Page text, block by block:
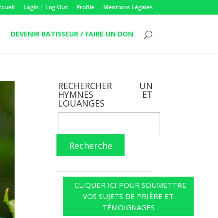
Login | Log Out Profile Mentions Légales
DEVENIR BATISSEUR / FAIRE UN DON
RECHERCHER UN
HYMNES ET
LOUANGES
Recherche
CLIQUER ICI POUR SOUMETTRE
VOS SUJETS DE PRIÈRE ET
TÉMOIGNAGES